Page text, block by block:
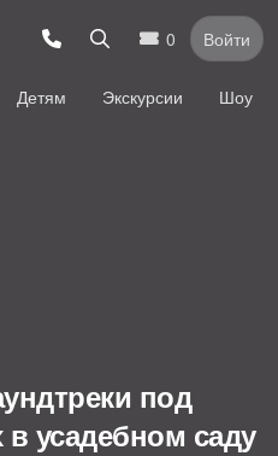
0 Войти
Детям Экскурсии Шоу
под
усадебном саду